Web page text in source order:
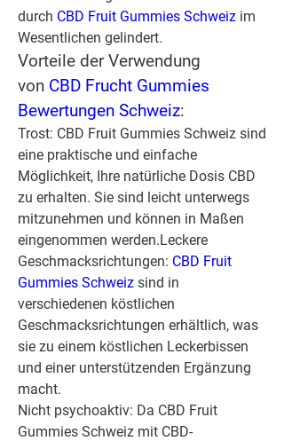
durch CBD Fruit Gummies Schweiz im
Wesentlichen gelindert.
Vorteile der Verwendung
von CBD Frucht Gummies
Bewertungen Schweiz:
Trost: CBD Fruit Gummies Schweiz sind
eine praktische und einfache
Möglichkeit, Ihre natürliche Dosis CBD
zu erhalten. Sie sind leicht unterwegs
mitzunehmen und können in Maßen
eingenommen werden.Leckere
Geschmacksrichtungen: CBD Fruit
Gummies Schweiz sind in
verschiedenen köstlichen
Geschmacksrichtungen erhältlich, was
sie zu einem köstlichen Leckerbissen
und einer unterstützenden Ergänzung
macht.
Nicht psychoaktiv: Da CBD Fruit
Gummies Schweiz mit CBD-